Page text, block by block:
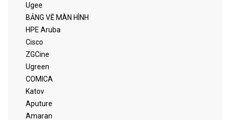
Ugee
BẢNG VẼ MÀN HÌNH
HPE Aruba
Cisco
ZGCine
Ugreen
COMICA
Katov
Aputure
Amaran